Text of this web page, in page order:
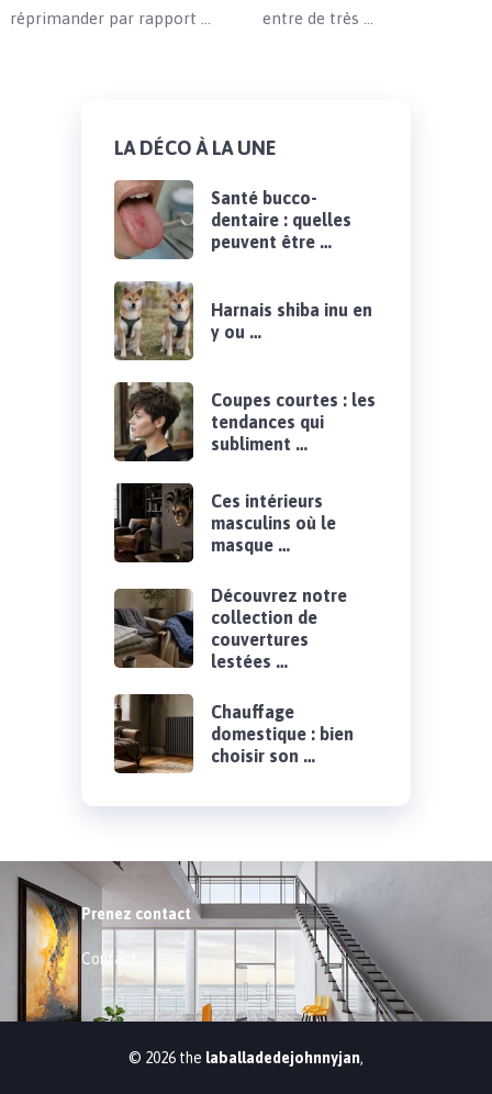
réprimander par rapport …
entre de très …
LA DÉCO À LA UNE
Santé bucco-
dentaire : quelles
peuvent être …
Harnais shiba inu en
y ou …
Coupes courtes : les
tendances qui
subliment …
Ces intérieurs
masculins où le
masque …
Découvrez notre
collection de
couvertures
lestées …
Chauffage
domestique : bien
choisir son …
Prenez contact
Contact
© 2026 the laballadedejohnnyjan,